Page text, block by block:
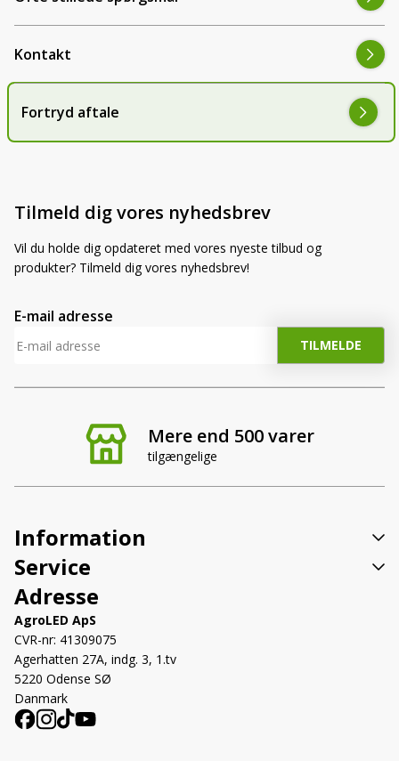
Mere end 500 varer
tilgængelige
Kontakt
Fortryd aftale
Tilmeld dig vores nyhedsbrev
Vil du holde dig opdateret med vores nyeste tilbud og
produkter? Tilmeld dig vores nyhedsbrev!
E-mail adresse
Information
Service
Adresse
AgroLED ApS
CVR-nr: 41309075
Agerhatten 27A, indg. 3, 1.tv
5220 Odense SØ
Danmark